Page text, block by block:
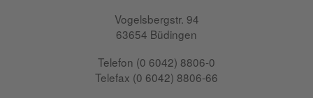
Vogelsbergstr. 94
63654 Büdingen
Telefon (0 6042) 8806-0
Telefax (0 6042) 8806-66